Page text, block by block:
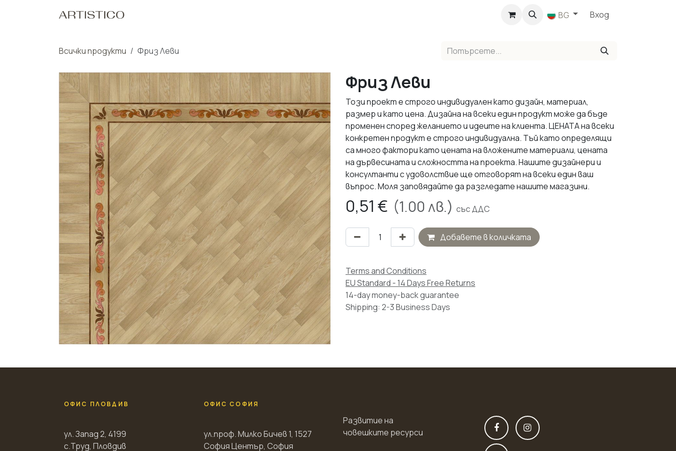
BG Вход
Всички продукти Фриз Леви
Фриз Леви
Този проект е строго индивидуален като дизайн, материал,
размер и като цена. Дизайна на всеки един продукт може да бъде
променен според желанието и идеите на клиента. ЦЕНАТА на всеки
конкретен продукт е строго индивидуална. Тъй като определящи
са много фактори като цената на вложените материали, цената
на дървесината и сложността на проекта. Нашите дизайнери и
консултанти с удоволствие ще отговорят на всеки един ваш
въпрос. Моля заповядайте да разгледате нашите магазини.
0,51 € (1.00лв.) със ДДС
Добавете в количката
Terms and Conditions
EU Standard - 14 Days Free Returns
14-day money-back guarantee
Shipping: 2-3 Business Days
ОФИС ПЛОВДИВ
ул. Запад 2, 4199
с.Труд, Пловдив
ОФИС СОФИЯ
ул.проф. Милко Бичев 1, 1527
София Център, София
Развитие на
човешките ресурси